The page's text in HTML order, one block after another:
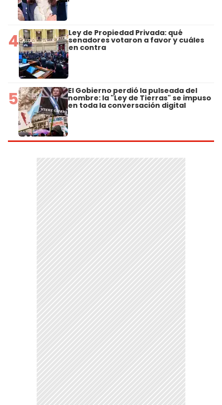
4 Ley de Propiedad Privada: qué
senadores votaron a favor y cuáles
en contra
5 El Gobierno perdió la pulseada del
nombre: la "Ley de Tierras" se impuso
en toda la conversación digital